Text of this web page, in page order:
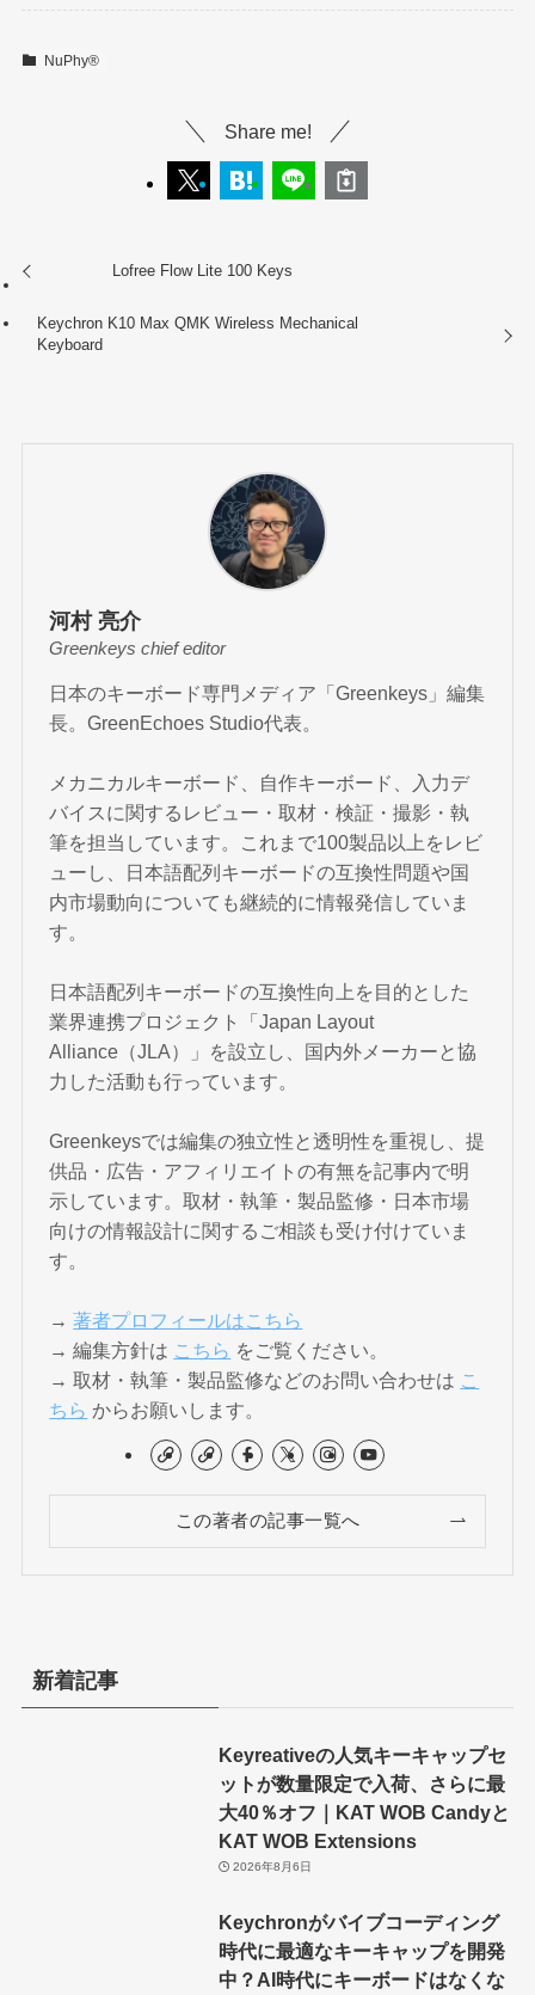
NuPhy®︎
Share me!
Lofree Flow Lite 100 Keys
Keychron K10 Max QMK Wireless Mechanical
Keyboard
河村 亮介
Greenkeys chief editor
日本のキーボード専門メディア「Greenkeys」編集
長。GreenEchoes Studio代表。
メカニカルキーボード、自作キーボード、入力デ
バイスに関するレビュー・取材・検証・撮影・執
筆を担当しています。これまで100製品以上をレビ
ューし、日本語配列キーボードの互換性問題や国
内市場動向についても継続的に情報発信していま
す。
日本語配列キーボードの互換性向上を目的とした
業界連携プロジェクト「Japan Layout
Alliance（JLA）」を設立し、国内外メーカーと協
力した活動も行っています。
Greenkeysでは編集の独立性と透明性を重視し、提
供品・広告・アフィリエイトの有無を記事内で明
示しています。取材・執筆・製品監修・日本市場
向けの情報設計に関するご相談も受け付けていま
す。
→著者プロフィールはこちら
→ 編集方針は こちら をご覧ください。
→ 取材・執筆・製品監修などのお問い合わせは こ
ちら からお願いします。
この著者の記事一覧へ
新着記事
Keyreativeの人気キーキャップセ
ットが数量限定で入荷、さらに最
大40％オフ｜KAT WOB Candyと
KAT WOB Extensions
2026年8月6日
Keychronがバイブコーディング
時代に最適なキーキャップを開発
中？AI時代にキーボードはなくな